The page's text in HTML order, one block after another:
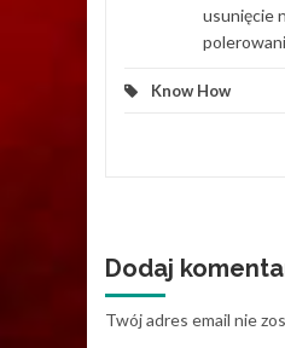
usunięcie
Know How
Dodaj
Twój adres email nie